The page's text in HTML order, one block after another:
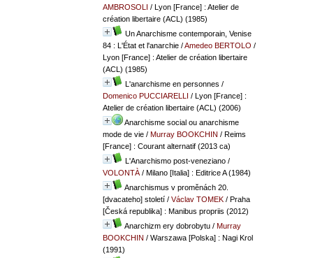
AMBROSOLI / Lyon [France] : Atelier de
création libertaire (ACL) (1985)
Un Anarchisme contemporain, Venise
84 : L'État et l'anarchie/Amedeo BERTOLO /
Lyon [France] : Atelier de création libertaire
(ACL) (1985)
L'anarchisme en personnes /
Domenico PUCCIARELLI / Lyon [France] :
Atelier de création libertaire (ACL) (2006)
Anarchisme social ou anarchisme
mode de vie/ Murray BOOKCHIN / Reims
[France] : Courant alternatif (2013 ca)
L'Anarchismo post-veneziano/
VOLONTÀ/ Milano [Italia] : Editrice A (1984)
Anarchismus v proměnách 20.
[dvacateho] století/ Václav TOMEK/ Praha
[Česká republika] : Manibus propriis (2012)
Anarchizm ery dobrobytu/ Murray
BOOKCHIN / Warszawa [Polska] : Nagi Krol
(1991)